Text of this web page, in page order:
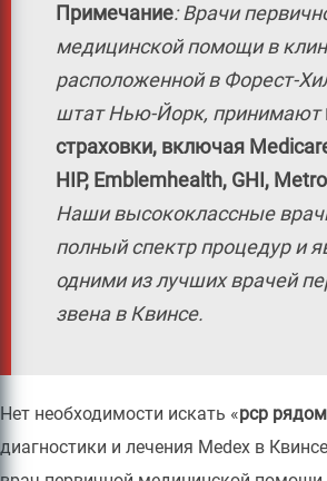
Примечание:Врачи
медицинской помощи в
расположенной в Форест-
штат Нью-Йорк, принимают
страховки, включая
HIP, Emblemhealth, GHI,
Наши высококлассные
полный спектр процедур и
одними из лучших врачей
звена в Квинсе.
Нет необходимости искать «pcp
диагностики и лечения Medex в